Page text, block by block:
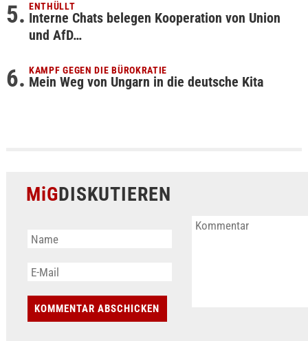
ENTHÜLLT
Interne Chats belegen Kooperation von Union
und AfD…
KAMPF GEGEN DIE BÜROKRATIE
Mein Weg von Ungarn in die deutsche Kita
MiGDISKUTIEREN